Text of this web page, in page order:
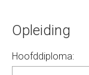
Opleiding
Hoofddiploma: